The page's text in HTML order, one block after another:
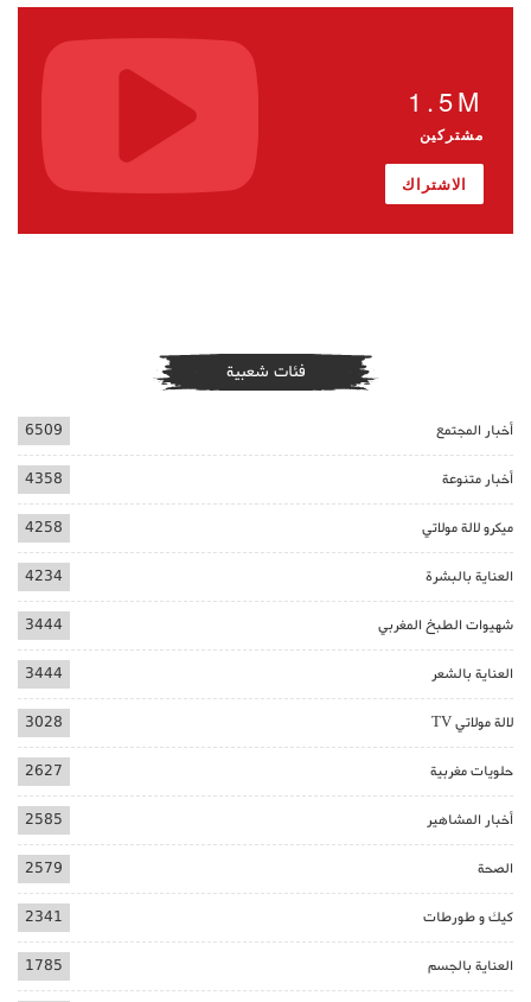
1.5M
مشتركين
الاشتراك
فئات شعبية
أخبار المجتمع 6509
أخبار متنوعة 4358
ميكرو لالة مولاتي 4258
العناية بالبشرة 4234
شهيوات الطبخ المغربي 3444
العناية بالشعر 3444
لالة مولاتي TV 3028
حلويات مغربية 2627
أخبار المشاهير 2585
الصحة 2579
كيك و طورطات 2341
العناية بالجسم 1785